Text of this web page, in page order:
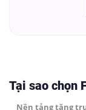
Tại sao chọn
Nền tảng tăng